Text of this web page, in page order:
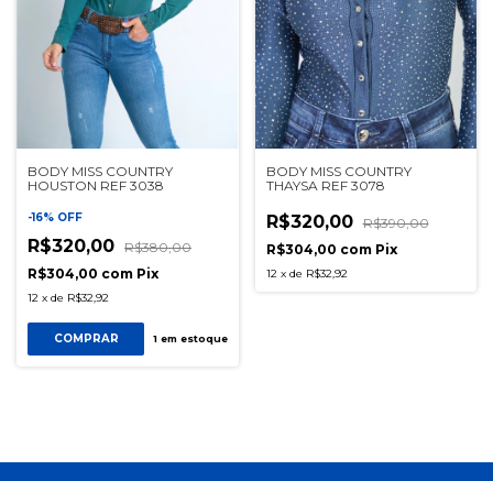
BODY MISS COUNTRY
HOUSTON REF 3038
-16% OFF
R$320,00 R$380,00
R$304,00 com Pix
12 x de R$32,92
COMPRAR 1em estoque
BODY MISS COUNTRY
THAYSA REF 3078
R$320,00 R$390,00
R$304,00 com Pix
12 x de R$32,92